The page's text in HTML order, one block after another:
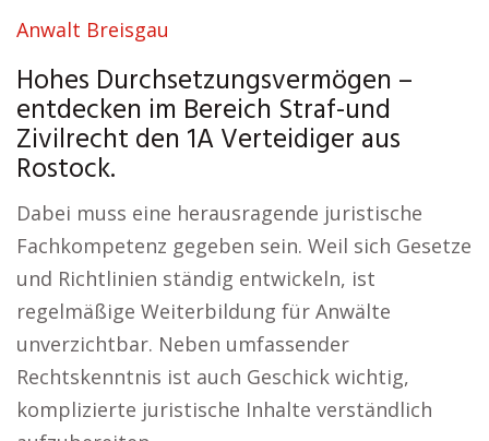
Anwalt Breisgau
Hohes Durchsetzungsvermögen –
entdecken im Bereich Straf-und
Zivilrecht den 1A Verteidiger aus
Rostock.
Dabei muss eine herausragende juristische
Fachkompetenz gegeben sein. Weil sich Gesetze
und Richtlinien ständig entwickeln, ist
regelmäßige Weiterbildung für Anwälte
unverzichtbar. Neben umfassender
Rechtskenntnis ist auch Geschick wichtig,
komplizierte juristische Inhalte verständlich